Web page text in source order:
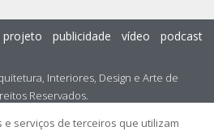
Interiores, Design e Arte de
Reservados.
projeto publicidade vídeo podcast
serviços de terceiros que utilizam